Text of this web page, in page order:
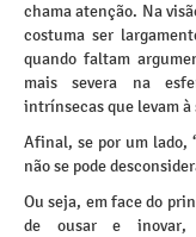
chama atenção. Na
costuma ser
quando faltam
mais severa na
intrínsecas que levam
Afinal, se por um lado,
não se pode
Ou seja, em face do
de ousar e inovar,